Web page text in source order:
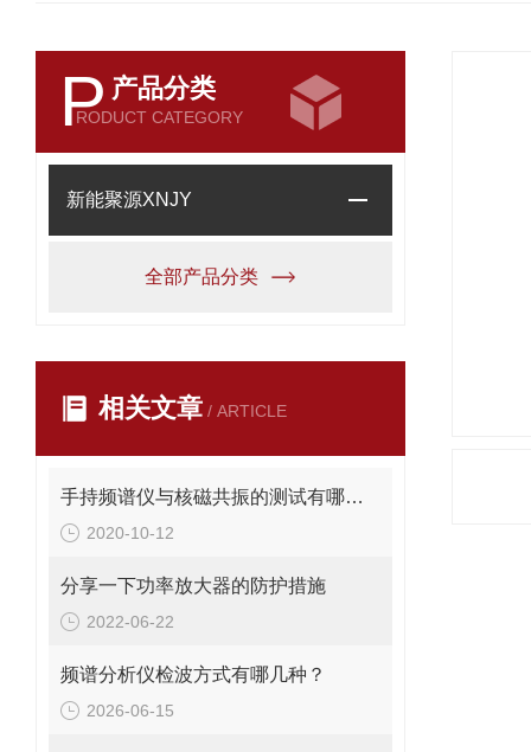
P 产品分类
RODUCT CATEGORY
新能聚源XNJY
全部产品分类
相关文章 / ARTICLE
手持频谱仪与核磁共振的测试有哪些关系呢?
2020-10-12
分享一下功率放大器的防护措施
2022-06-22
频谱分析仪检波方式有哪几种？
2026-06-15